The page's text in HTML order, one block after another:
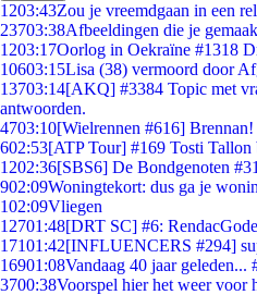
1203:43Zou je vreemdgaan in een
23703:38Afbeeldingen die je
1203:17Oorlog in Oekraïne #1318
10603:15Lisa (38) vermoord door
13703:14[AKQ] #3384 Topic met
antwoorden.
4703:10[Wielrennen #616] Brennan!
602:53[ATP Tour] #169 Tosti Tallon
1202:36[SBS6] De Bondgenoten
902:09Woningtekort: dus ga je
102:09Vliegen
12701:48[DRT SC] #6:
17101:42[INFLUENCERS #294]
16901:08Vandaag 40 jaar geleden...
3700:38Voorspel hier het weer voor